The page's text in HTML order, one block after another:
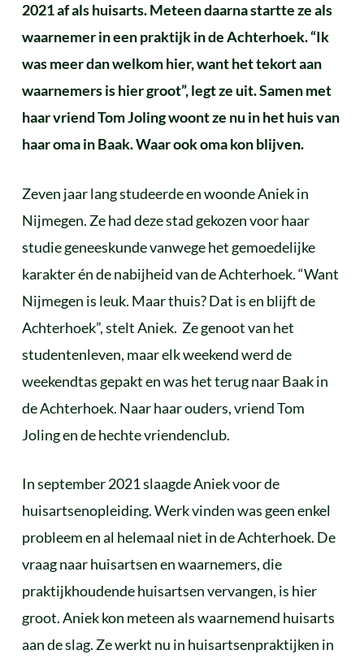
2021 af als huisarts. Meteen daarna startte ze als
waarnemer in een praktijk in de Achterhoek. “Ik
was meer dan welkom hier, want het tekort aan
waarnemers is hier groot”, legt ze uit. Samen met
haar vriend Tom Joling woont ze nu in het huis van
haar oma in Baak. Waar ook oma kon blijven.
Zeven jaar lang studeerde en woonde Aniek in
Nijmegen. Ze had deze stad gekozen voor haar
studie geneeskunde vanwege het gemoedelijke
karakter én de nabijheid van de Achterhoek. “Want
Nijmegen is leuk. Maar thuis? Dat is en blijft de
Achterhoek”, stelt Aniek. Ze genoot van het
studentenleven, maar elk weekend werd de
weekendtas gepakt en was het terug naar Baak in
de Achterhoek. Naar haar ouders, vriend Tom
Joling en de hechte vriendenclub.
In september 2021 slaagde Aniek voor de
huisartsenopleiding. Werk vinden was geen enkel
probleem en al helemaal niet in de Achterhoek. De
vraag naar huisartsen en waarnemers, die
praktijkhoudende huisartsen vervangen, is hier
groot. Aniek kon meteen als waarnemend huisarts
aan de slag. Ze werkt nu in huisartsenpraktijken in